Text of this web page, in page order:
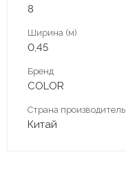
8
Ширина (м)
0,45
Бренд
COLOR
Страна производитель
Китай